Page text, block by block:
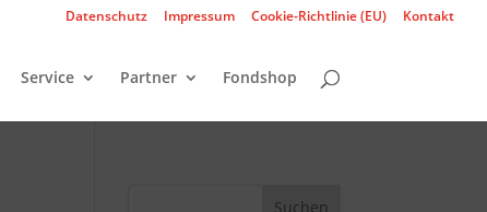
Datenschutz Impressum Cookie-Richtlinie (EU) Kontakt
Service Partner Fondshop